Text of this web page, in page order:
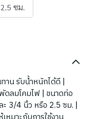
ซม.
าน รับน้ำหนักได้ดี |
ดลมโคมไฟ | ขนาดท่อ
3/4 นิ้ว หรือ 2.5 ซม. |